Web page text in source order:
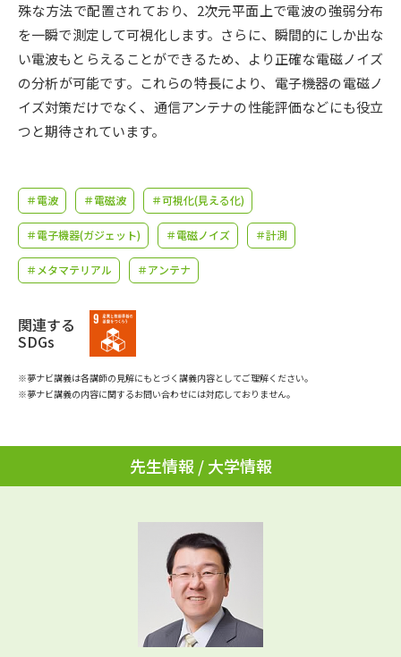
先輩が入学を決めた理由 テレメール全国一斉進学調査
新生活お役立ちガイド
大学で学びたい学問発見
学問のミニ講義「夢ナビ講義」
資料の料金の
受付内容・発送状況の確認
テレメール進学カタログ
訂正のご案内
殊な方法で配置されており、2次元平面上で電波の強弱分布
を一瞬で測定して可視化します。さらに、瞬間的にしか出な
い電波もとらえることができるため、より正確な電磁ノイズ
の分析が可能です。これらの特長により、電子機器の電磁ノ
イズ対策だけでなく、通信アンテナの性能評価などにも役立
つと期待されています。
＃電波 ＃電磁波 ＃可視化(見える化)
＃電子機器(ガジェット) ＃電磁ノイズ ＃計測
＃メタマテリアル ＃アンテナ
関連する
SDGs
※夢ナビ講義は各講師の見解にもとづく講義内容としてご理解ください。
※夢ナビ講義の内容に関するお問い合わせには対応しておりません。
先生情報 / 大学情報